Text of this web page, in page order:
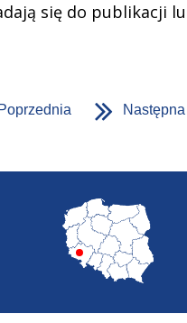
się do publikacji
Poprzednia Następna